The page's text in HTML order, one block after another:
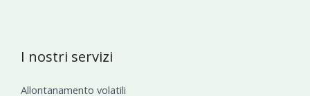
I nostri servizi
Allontanamento volatili